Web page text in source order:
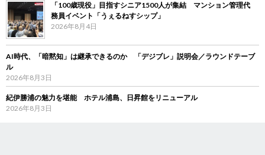
「100歳現役」目指すシニア1500人が集結 マンション管理代
務員イベント「うぇるねすシップ」
2026年8月4日
AI時代、「暗黙知」は継承できるのか 「デジブレ」説明会／ラウンドテーブ
ル
2026年8月3日
紀伊勝浦の魅力を堪能 ホテル浦島、日昇館をリニューアル
2026年8月3日